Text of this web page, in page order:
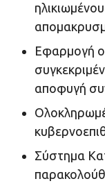
Εφαρμογή
αποφυγή
Σύστημα